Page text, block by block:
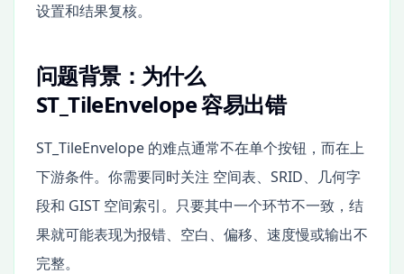
设置和结果复核。
问题背景：为什么
ST_TileEnvelope 容易出错
ST_TileEnvelope 的难点通常不在单个按钮，而在上
下游条件。你需要同时关注 空间表、SRID、几何字
段和 GIST 空间索引。只要其中一个环节不一致，结
果就可能表现为报错、空白、偏移、速度慢或输出不
完整。